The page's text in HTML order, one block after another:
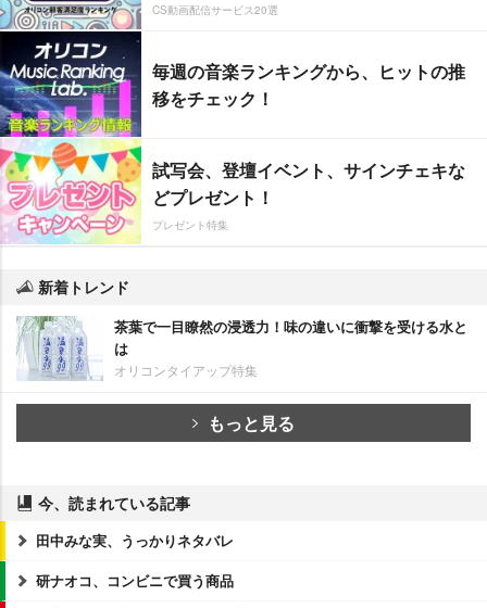
CS動画配信サービス20選
毎週の音楽ランキングから、ヒットの推
移をチェック！
試写会、登壇イベント、サインチェキな
どプレゼント！
プレゼント特集
新着トレンド
茶葉で一目瞭然の浸透力！味の違いに衝撃を受ける水と
は
オリコンタイアップ特集
もっと見る
今、読まれている記事
田中みな実、うっかりネタバレ
研ナオコ、コンビニで買う商品